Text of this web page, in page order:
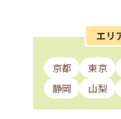
エリ
京都 東京
静岡
山梨